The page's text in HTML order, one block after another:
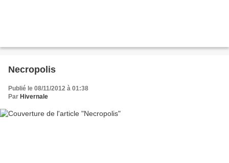
Necropolis
Publié le 08/11/2012 à 01:38
Par Hivernale